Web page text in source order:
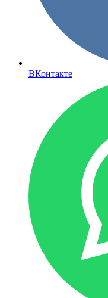
ВКонтакте